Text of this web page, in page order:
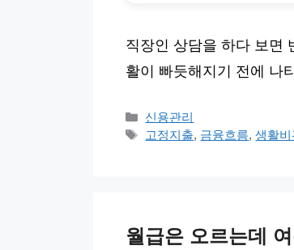
직장인 상담을 하다 보면
활이 빠듯해지기 전에 나
카
테
신용관리
태
고정지출, 금융흐름,생활비
월급은 오르는데